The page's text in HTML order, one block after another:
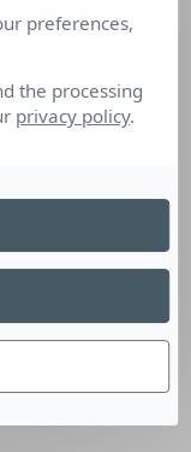
les
de
à élargir
de les adapter
Pro et
réseau des
Ile de France,
et
preferences,
the processing
privacy policy.